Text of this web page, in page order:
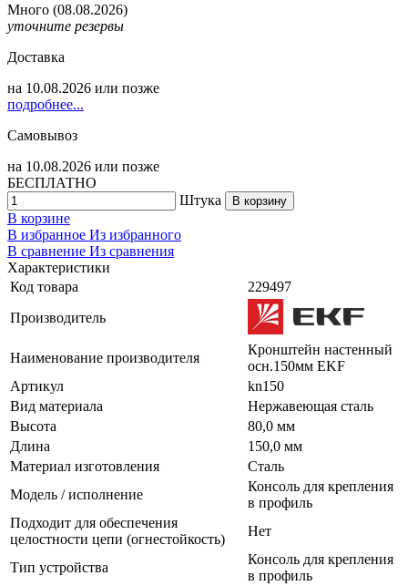
Много (08.08.2026)
уточните резервы
Доставка
на 10.08.2026 или позже
подробнее...
Самовывоз
на 10.08.2026 или позже
БЕСПЛАТНО
Штука
В корзину
В корзине
В избранное Из избранного
В сравнение Из сравнения
Характеристики
Код товара
229497
Производитель
Наименование производителя
Кронштейн настенный
осн.150мм EKF
Артикул
kn150
Вид материала
Нержавеющая сталь
Высота
80,0 мм
Длина
150,0 мм
Материал изготовления
Сталь
Модель / исполнение
Консоль для крепления
в профиль
Подходит для обеспечения
целостности цепи (огнестойкость)
Нет
Тип устройства
Консоль для крепления
в профиль